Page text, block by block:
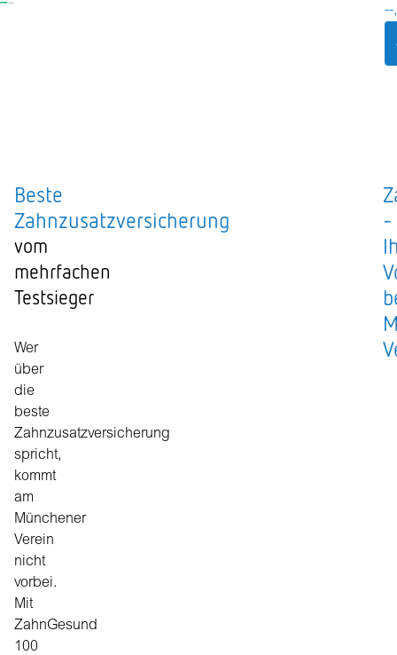
--
Beste
Zahnzusatzversicherung
vom
mehrfachen
Testsieger
Wer
über
die
beste
Zahnzusatzversicherung
spricht,
kommt
am
Münchener
Verein
nicht
vorbei.
Mit
ZahnGesund
100
-